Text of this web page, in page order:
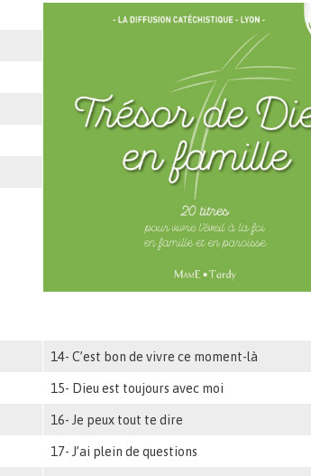
14- C’est bon de vivre ce moment-là
15- Dieu est toujours avec moi
16- Je peux tout te dire
17- J’ai plein de questions